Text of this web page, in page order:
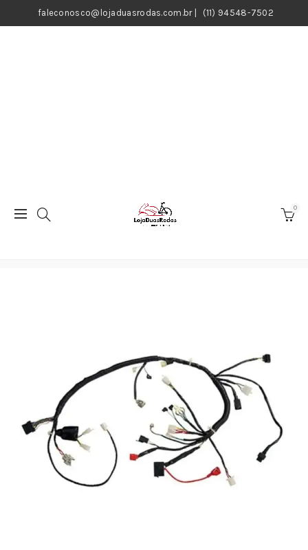
faleconosco@lojaduasrodas.com.br| (11) 94548-7502
0